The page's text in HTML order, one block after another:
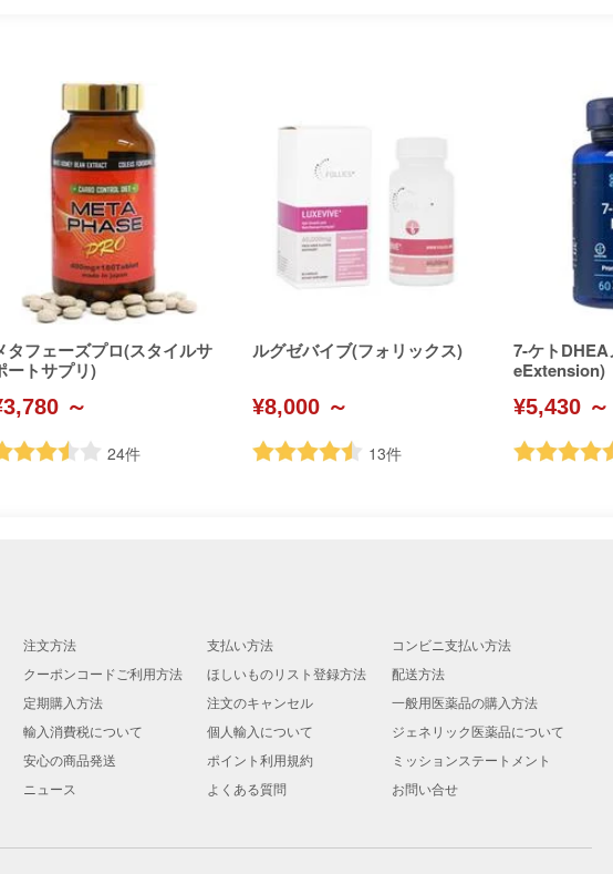
タフェーズプロ(スタイルサ
ートサプリ)
～
24件
ルグゼバイブ(フォリックス)
¥8,000 ～
13件
7-ケト
eExtension)
¥5,430 ～
注文方法 支払い方法
コンビニ支払い方法
クーポンコードご利用方法 ほしいものリスト登録方法
配送方法
定期購入方法 注文のキャンセル
一般用医薬品の購入方法
輸入消費税について 個人輸入について
ジェネリック医薬品について
安心の商品発送 ポイント利用規約
ミッションステートメント
ニュース よくある質問 お問い合せ